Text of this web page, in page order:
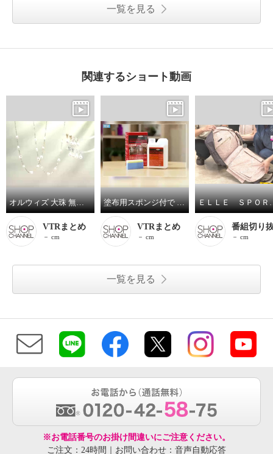
一覧を見る
関連するショート動画
オルウィズ 大珠 無核淡水バロックパール ステーションネックレス／イヤリング／ピアス
VTRまとめ
－ cm
塗布用スポンジ付で サッと塗り伸ばし 乾かすだけ簡単！ 輝きが戻るフロアワックス シャイントップＱ１０ ＜１リットル＞
VTRまとめ
－ cm
ＥＬＬＥ ＳＰＯＲＴ は
番組切り
－ cm
一覧を見る
※お電話番号のお掛け間違いにご注意ください。
ご注文：24時間｜お問い合わせ：音声自動応答